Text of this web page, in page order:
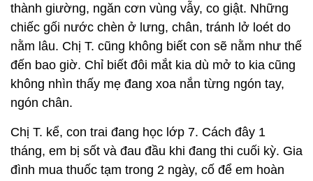
thành giường, ngăn cơn vùng vẫy, co giật. Những
chiếc gối nước chèn ở lưng, chân, tránh lở loét do
nằm lâu. Chị T. cũng không biết con sẽ nằm như thế
đến bao giờ. Chỉ biết đôi mắt kia dù mở to kia cũng
không nhìn thấy mẹ đang xoa nắn từng ngón tay,
ngón chân.
Chị T. kể, con trai đang học lớp 7. Cách đây 1
tháng, em bị sốt và đau đầu khi đang thi cuối kỳ. Gia
đình mua thuốc tạm trong 2 ngày, cố để em hoàn